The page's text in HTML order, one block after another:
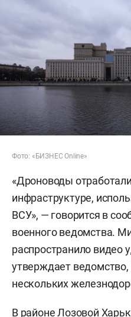
Фото: «БИЗНЕС Online»
«Дроноводы
инфраструктуре,
ВСУ», — говорится в
военного ведомства.
распространило видео
утверждает
нескольких
В районе Лозовой